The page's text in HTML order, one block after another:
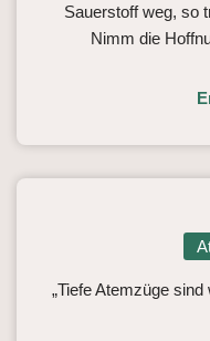
Sauerstoff weg, so
Nimm die
„Tiefe Atemzüge